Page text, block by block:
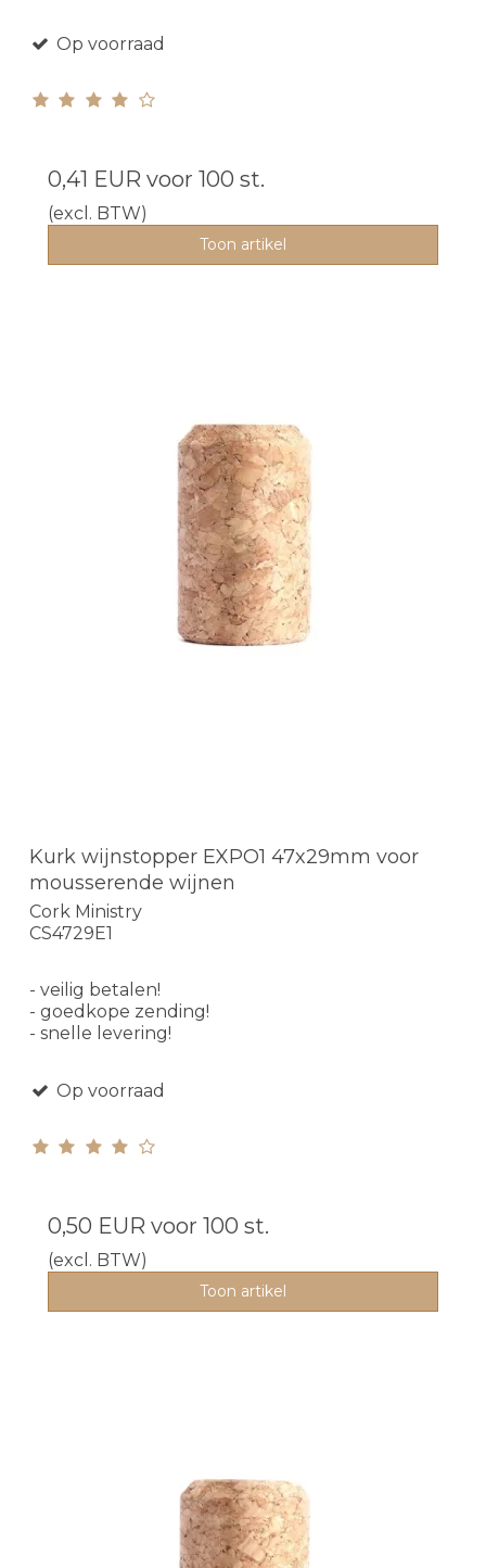
Op voorraad
0,41 EUR voor 100 st.
(excl. BTW)
Toon artikel
Kurk wijnstopper EXPO1 47x29mm voor
mousserende wijnen
Cork Ministry
CS4729E1
- veilig betalen!
- goedkope zending!
- snelle levering!
Op voorraad
0,50 EUR voor 100 st.
(excl. BTW)
Toon artikel